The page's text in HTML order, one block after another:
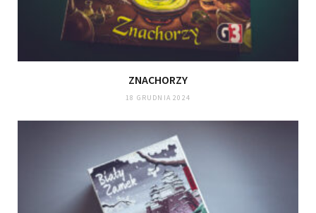
ZNACHORZY
18 GRUDNIA 2024